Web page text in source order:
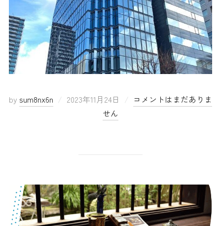
by sum8nx6n 2023年11月24日
コメントはまだありま
せん